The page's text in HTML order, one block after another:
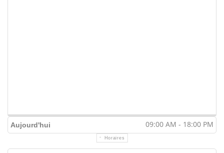
Aujourd'hui 09:00 AM - 18:00 PM
Horaires